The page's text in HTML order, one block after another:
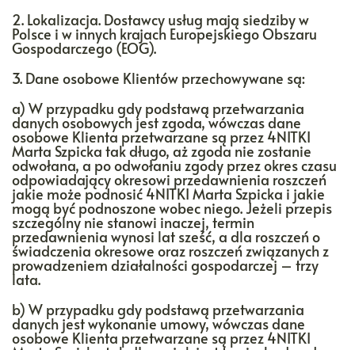
2. Lokalizacja. Dostawcy usług mają siedziby w
Polsce i w innych krajach Europejskiego Obszaru
Gospodarczego (EOG).
3. Dane osobowe Klientów przechowywane są:
a) W przypadku gdy podstawą przetwarzania
danych osobowych jest zgoda, wówczas dane
osobowe Klienta przetwarzane są przez 4NITKI
Marta Szpicka tak długo, aż zgoda nie zostanie
odwołana, a po odwołaniu zgody przez okres czasu
odpowiadający okresowi przedawnienia roszczeń
jakie może podnosić 4NITKI Marta Szpicka i jakie
mogą być podnoszone wobec niego. Jeżeli przepis
szczególny nie stanowi inaczej, termin
przedawnienia wynosi lat sześć, a dla roszczeń o
świadczenia okresowe oraz roszczeń związanych z
prowadzeniem działalności gospodarczej – trzy
lata.
b) W przypadku gdy podstawą przetwarzania
danych jest wykonanie umowy, wówczas dane
osobowe Klienta przetwarzane są przez 4NITKI